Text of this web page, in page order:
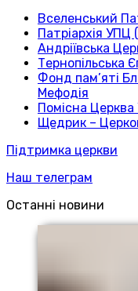
Вселенський
Патріархія УПЦ
Андріївська
Тернопільська
Фонд пам’яті
Мефодія
Помісна Церква
Щедрик –
Підтримка церкви
Наш телеграм
Останні новини